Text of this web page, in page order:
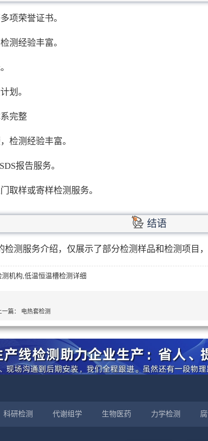
项荣誉证书。
测经验丰富。
划。
完整
检测经验丰富。
报告服务。
取样或寄样检测服务。
结语
检测服务介绍，仅展示了部分检测样品和检测项目
机构,低温恒温槽检测详细
一篇： 电热套检测
科研检测 代谢组学 生物医药 力学检测